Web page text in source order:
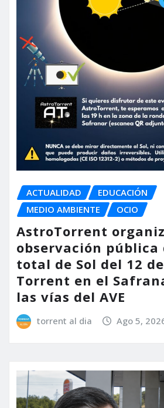
ACTUALIDAD
EDUCACIÓN
MEDIO AMBIENTE
OCIO
AstroTorrent
observación pública
total de Sol del 12
Torrent en el
las vías del AVE
torrent al dia Ago 5,